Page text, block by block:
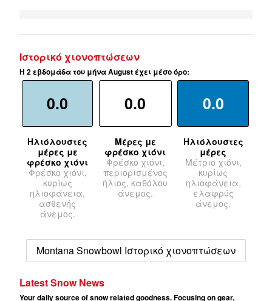
Ιστορικό χιονοπτώσεων
Η 2 εβδομάδα του μήνα August έχει μέσο όρο:
0.0
Ηλιόλουστες
μέρες με
φρέσκο χιόνι
Φρέσκο χιόνι,
κυρίως
ηλιοφάνεια,
ασθενής
άνεμος.
0.0
Μέρες με
φρέσκο χιόνι
Φρέσκο χιόνι,
περιορισμένος
ήλιος, καθόλου
άνεμος.
0.0
Ηλιόλουστες
μέρες
Μέτριο χιόνι,
κυρίως
ηλιοφάνεια,
ελαφρύς
άνεμος.
Montana Snowbowl Ιστορικό χιονοπτώσεων